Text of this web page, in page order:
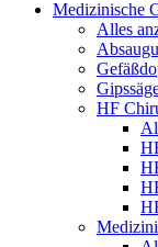
Medizinische
Alles
HF